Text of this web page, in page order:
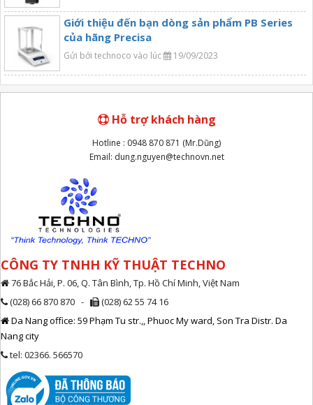
Giới thiệu đến bạn dòng sản phẩm PB Series
của hãng Precisa
Gửi bởi technoco vào lúc 19/09/2023
Hỗ trợ khách hàng
Hotline : 0948 870 871 (Mr.Dũng)
Email: dung.nguyen@technovn.net
CÔNG TY TNHH KỸ THUẬT TECHNO
76 Bắc Hải, P. 06, Q. Tân Bình, Tp. Hồ Chí Minh, Việt Nam
(028) 66 870 870 -
(028) 62 55 74 16
Da Nang office: 59 Phạm Tu str.,, Phuoc My ward, Son Tra Distr. Da
Nang city
tel: 02366. 566570